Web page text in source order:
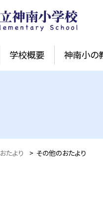
学校概要 神南小の
おたより > その他のおたより